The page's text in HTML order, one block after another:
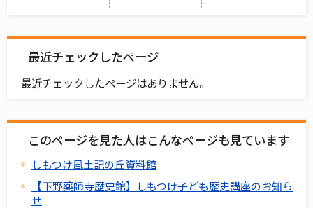
最近チェックしたページ
最近チェックしたページはありません。
このページを見た人はこんなページも見ています
しもつけ風土記の丘資料館
【下野薬師寺歴史館】しもつけ子ども歴史講座のお知ら
せ